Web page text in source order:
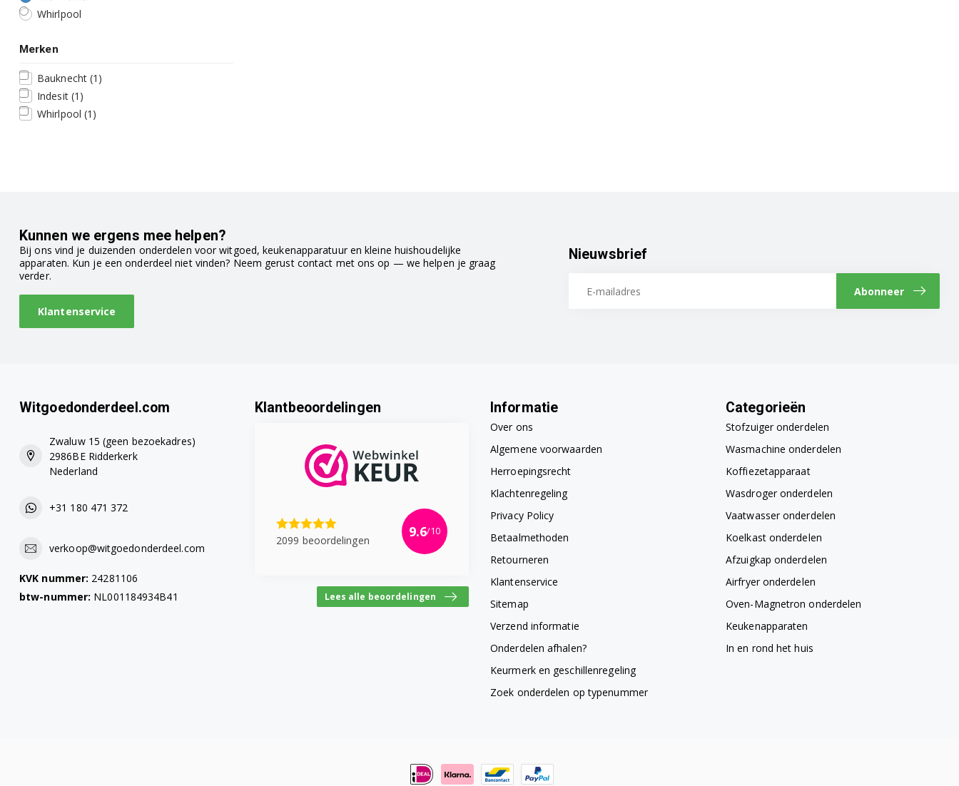
Whirlpool
Merken
Bauknecht (1)
Indesit (1)
Whirlpool (1)
Kunnen we ergens mee helpen?
Bij ons vind je duizenden onderdelen voor witgoed, keukenapparatuur en kleine huishoudelijke
apparaten. Kun je een onderdeel niet vinden? Neem gerust contact met ons op — we helpen je graag
verder.
Klantenservice
Nieuwsbrief
Abonneer
Witgoedonderdeel.com
Zwaluw 15 (geen bezoekadres)
2986BE Ridderkerk
Nederland
+31 180 471 372
verkoop@witgoedonderdeel.com
KVK nummer: 24281106
btw-nummer: NL001184934B41
Klantbeoordelingen
2099 beoordelingen
9.6/10
Lees alle beoordelingen
Informatie
Over ons
Algemene voorwaarden
Herroepingsrecht
Klachtenregeling
Privacy Policy
Betaalmethoden
Retourneren
Klantenservice
Sitemap
Verzend informatie
Onderdelen afhalen?
Keurmerk en geschillenregeling
Zoek onderdelen op typenummer
Categorieën
Stofzuiger onderdelen
Wasmachine onderdelen
Koffiezetapparaat
Wasdroger onderdelen
Vaatwasser onderdelen
Koelkast onderdelen
Afzuigkap onderdelen
Airfryer onderdelen
Oven-Magnetron onderdelen
Keukenapparaten
In en rond het huis